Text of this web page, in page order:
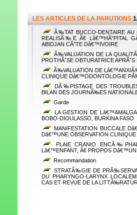
LES ARTICLES DE LA PARUTIONS
Ã‰TAT BUCCO-DENTAIRE AU
REALISÃ‰E Ã€ Lâ€™HÃ”PITAL
ABIDJAN CÃ”TE Dâ€™IVOIRE
Ã‰VALUATION DE LA
PROTHÃˆSE OBTURATRICE
Ã‰VALUATION DE
CLINIQUE Dâ€™ODONTOLOGIE
DÃ‰PISTAGE DES
BILAN DES JOURNÃ‰ES
Garde
LA GESTION DE
BOBO-DIOULASSO, BURKINA FASO
MANIFESTATION BUCCALE
Dâ€™UNE OBSERVATION CLINIQUE
PLAIE CRANIO
Lâ€™ENFANT, Ã€ PROPOS
Recommandation
STRATÃ‰GIE DE
DU PHARYNGO-LARYNX
CAS ET REVUE DE LA